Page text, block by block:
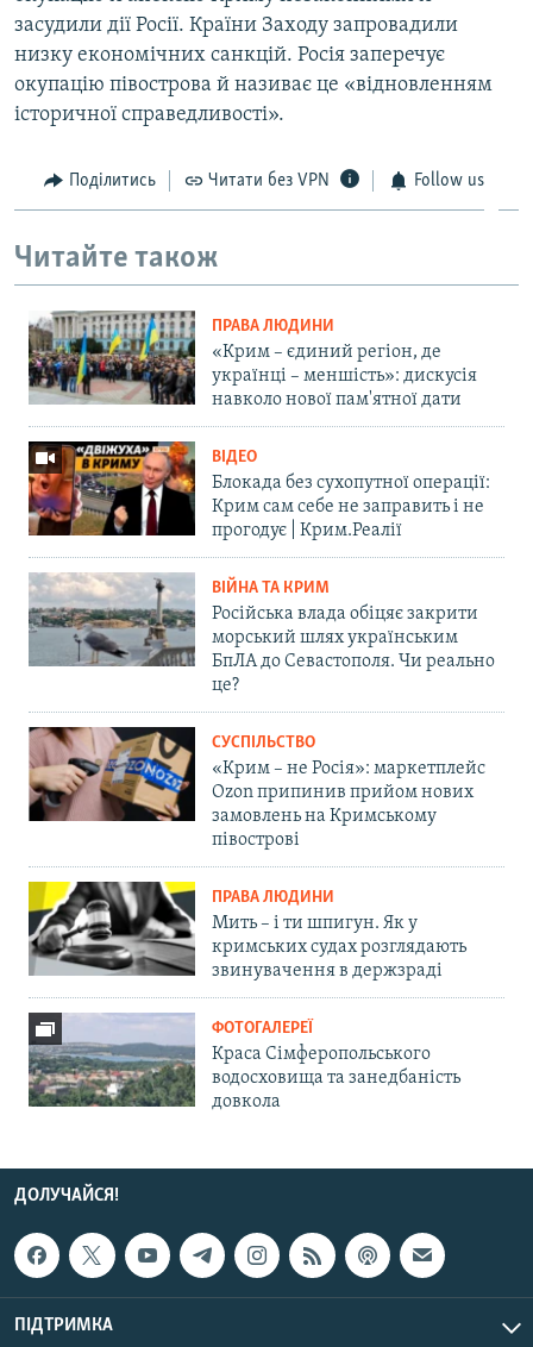
засудили дії Росії. Країни Заходу запровадили
низку економічних санкцій. Росія заперечує
окупацію півострова й називає це «відновленням
історичної справедливості».
Поділитись Читати без VPN Follow us
Читайте також
ПРАВА ЛЮДИНИ
«Крим – єдиний регіон, де
українці – меншість»: дискусія
навколо нової пам'ятної дати
ВІДЕО
Блокада без сухопутної операції:
Крим сам себе не заправить і не
прогодує | Крим.Реалії
ВІЙНА ТА КРИМ
Російська влада обіцяє закрити
морський шлях українським
БпЛА до Севастополя. Чи реально
це?
СУСПІЛЬСТВО
«Крим – не Росія»: маркетплейс
Ozon припинив прийом нових
замовлень на Кримському
півострові
ПРАВА ЛЮДИНИ
Мить – і ти шпигун. Як у
кримських судах розглядають
звинувачення в держзраді
ФОТОГАЛЕРЕЇ
Краса Сімферопольського
водосховища та занедбаність
довкола
ДОЛУЧАЙСЯ!
ПІДТРИМКА